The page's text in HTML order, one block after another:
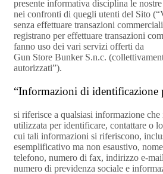
presente informativa disciplina le
nei confronti di quegli utenti del Sito
senza effettuare transazioni
registrano per effettuare transazioni
fanno uso dei vari servizi offerti da
Gun Store Bunker S.n.c.
autorizzati”).
“Informazioni di identificazione
si riferisce a qualsiasi informazione
utilizzata per identificare, contattare o
cui tali informazioni si riferiscono,
esemplificativo ma non esaustivo,
telefono, numero di fax, indirizzo e-
numero di previdenza sociale e